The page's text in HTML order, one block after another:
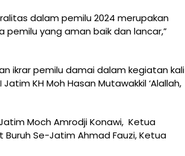
dalam pemilu 2024 merupakan
yang aman baik dan lancar,”
ikrar pemilu damai dalam kegiatan kali
KH Moh Hasan Mutawakkil ‘Alallah,
Moch Amrodji Konawi, Ketua
Se-Jatim Ahmad Fauzi, Ketua